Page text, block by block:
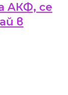
АКФ, се
в